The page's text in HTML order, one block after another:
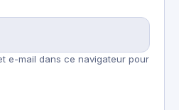
e-mail dans ce navigateur pour